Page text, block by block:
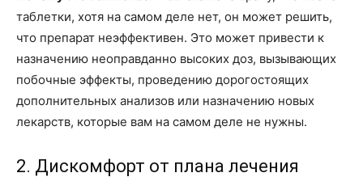
таблетки, хотя на самом деле нет, он может решить,
что препарат неэффективен. Это может привести к
назначению неоправданно высоких доз, вызывающих
побочные эффекты, проведению дорогостоящих
дополнительных анализов или назначению новых
лекарств, которые вам на самом деле не нужны.
2. Дискомфорт от плана лечения